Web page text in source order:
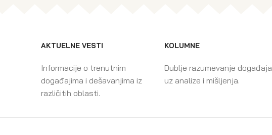
AKTUELNE VESTI
Informacije o trenutnim
događajima i dešavanjima iz
različitih oblasti.
KOLUMNE
Dublje razumevanje događaja
uz analize i mišljenja.